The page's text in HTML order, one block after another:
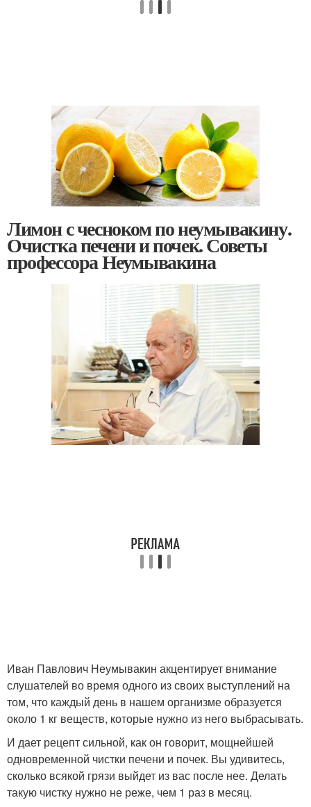
Лимон с чесноком по неумывакину.
Очистка печени и почек. Советы
профессора Неумывакина
Иван Павлович Неумывакин акцентирует внимание
слушателей во время одного из своих выступлений на
том, что каждый день в нашем организме образуется
около 1 кг веществ, которые нужно из него выбрасывать.
И дает рецепт сильной, как он говорит, мощнейшей
одновременной чистки печени и почек. Вы удивитесь,
сколько всякой грязи выйдет из вас после нее. Делать
такую чистку нужно не реже, чем 1 раз в месяц.